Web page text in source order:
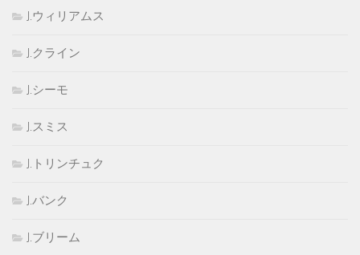
J.ウィリアムス
J.クライン
J.シーモ
J.スミス
J.トリンチュク
J.バンク
J.ブリーム